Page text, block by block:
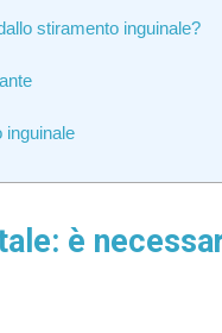
stiramento inguinale?
inguinale
è